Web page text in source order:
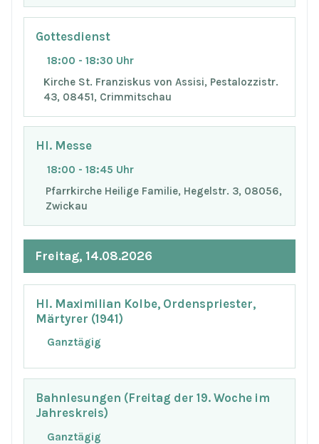
Gottesdienst
18:00 - 18:30 Uhr
Kirche St. Franziskus von Assisi, Pestalozzistr.
43, 08451, Crimmitschau
Hl. Messe
18:00 - 18:45 Uhr
Pfarrkirche Heilige Familie, Hegelstr. 3, 08056,
Zwickau
Freitag, 14.08.2026
Hl. Maximilian Kolbe, Ordenspriester,
Märtyrer (1941)
Ganztägig
Bahnlesungen (Freitag der 19. Woche im
Jahreskreis)
Ganztägig